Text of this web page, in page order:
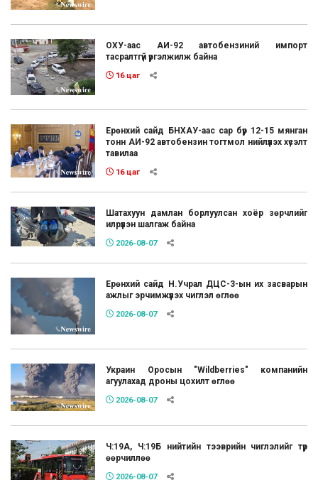
ОХУ-аас АИ-92 автобензиний импорт
тасралтгүй үргэлжилж байна
16 цаг
Ерөнхий сайд БНХАУ-аас сар бүр 12-15 мянган
тонн АИ-92 автобензин тогтмол нийлүүлэх хүсэлт
тавилаа
16 цаг
Шатахуун дамлан борлуулсан хоёр зөрчлийг
илрүүлэн шалгаж байна
2026-08-07
Ерөнхий сайд Н.Учрал ДЦС-3-ын их засварын
ажлыг эрчимжүүлэх чиглэл өглөө
2026-08-07
Украин Оросын "Wildberries" компанийн
агуулахад дроны цохилт өглөө
2026-08-07
Ч:19А, Ч:19Б нийтийн тээврийн чиглэлийг түр
өөрчиллөө
2026-08-07